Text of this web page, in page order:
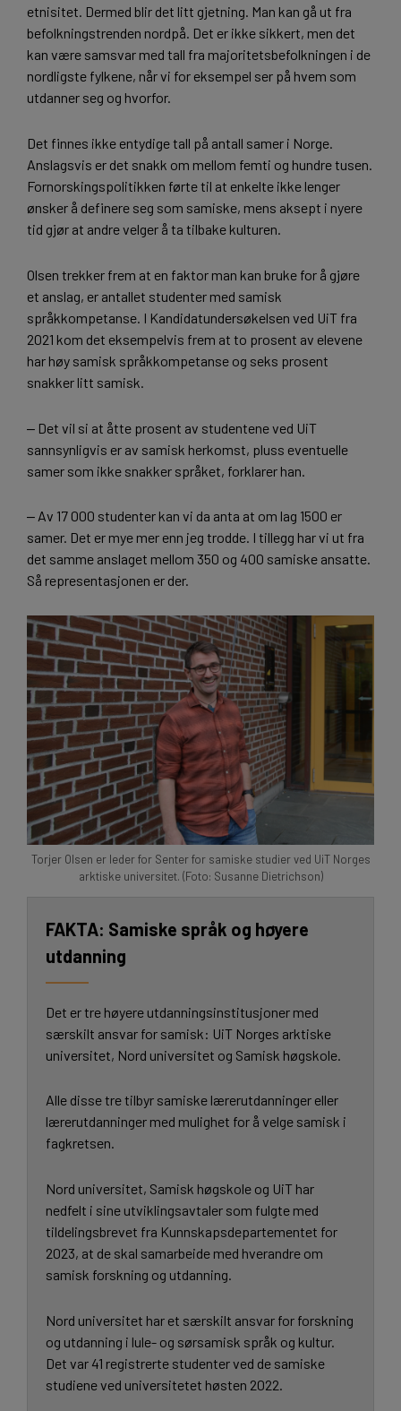
etnisitet. Dermed blir det litt gjetning. Man kan gå ut fra
befolkningstrenden nordpå. Det er ikke sikkert, men det
kan være samsvar med tall fra majoritetsbefolkningen i de
nordligste fylkene, når vi for eksempel ser på hvem som
utdanner seg og hvorfor.
Det finnes ikke entydige tall på antall samer i Norge.
Anslagsvis er det snakk om mellom femti og hundre tusen.
Fornorskingspolitikken førte til at enkelte ikke lenger
ønsker å definere seg som samiske, mens aksept i nyere
tid gjør at andre velger å ta tilbake kulturen.
Olsen trekker frem at en faktor man kan bruke for å gjøre
et anslag, er antallet studenter med samisk
språkkompetanse. I Kandidatundersøkelsen ved UiT fra
2021 kom det eksempelvis frem at to prosent av elevene
har høy samisk språkkompetanse og seks prosent
snakker litt samisk.
‒ Det vil si at åtte prosent av studentene ved UiT
sannsynligvis er av samisk herkomst, pluss eventuelle
samer som ikke snakker språket, forklarer han.
‒ Av 17 000 studenter kan vi da anta at om lag 1500 er
samer. Det er mye mer enn jeg trodde. I tillegg har vi ut fra
det samme anslaget mellom 350 og 400 samiske ansatte.
Så representasjonen er der.
Torjer Olsen er leder for Senter for samiske studier ved UiT Norges
arktiske universitet. (Foto: Susanne Dietrichson)
Samiske språk og høyere
utdanning
Det er tre høyere utdanningsinstitusjoner med
særskilt ansvar for samisk: UiT Norges arktiske
universitet, Nord universitet og Samisk høgskole.
Alle disse tre tilbyr samiske lærerutdanninger eller
lærerutdanninger med mulighet for å velge samisk i
fagkretsen.
Nord universitet, Samisk høgskole og UiT har
nedfelt i sine utviklingsavtaler som fulgte med
tildelingsbrevet fra Kunnskapsdepartementet for
2023, at de skal samarbeide med hverandre om
samisk forskning og utdanning.
Nord universitet har et særskilt ansvar for forskning
og utdanning i lule- og sørsamisk språk og kultur.
Det var 41 registrerte studenter ved de samiske
studiene ved universitetet høsten 2022.